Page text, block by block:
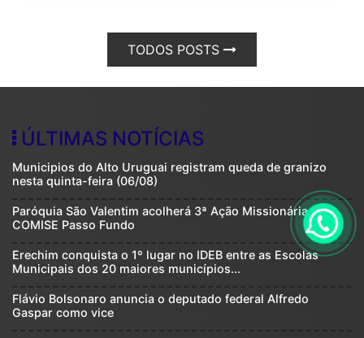
TODOS POSTS
ÚLTIMAS NOTÍCIAS
Municipios do Alto Uruguai registram queda de granizo
nesta quinta-feira (06/08)
Paróquia São Valentim acolherá 3ª Ação Missionária do
COMISE Passo Fundo
Erechim conquista o 1º lugar no IDEB entre as Escolas
Municipais dos 20 maiores municípios...
Flávio Bolsonaro anuncia o deputado federal Alfredo
Gaspar como vice